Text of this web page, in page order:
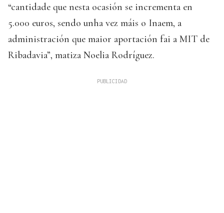
“cantidade que nesta ocasión se incrementa en
5.000 euros, sendo unha vez máis o Inaem, a
administración que maior aportación fai a MIT de
Ribadavia”, matiza Noelia Rodríguez.